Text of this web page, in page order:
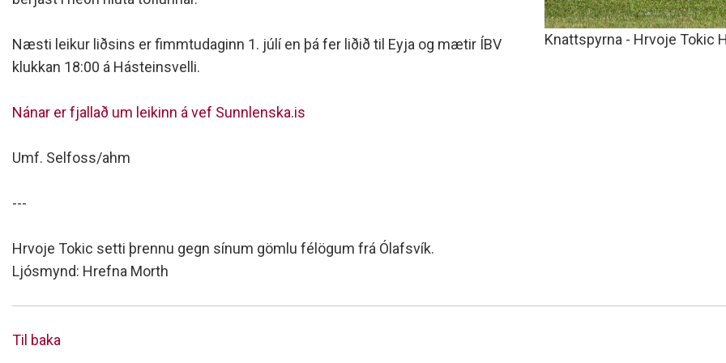
Knattspyrna - Hrvoje Tokic
Næsti leikur liðsins er fimmtudaginn 1. júlí en þá fer liðið til Eyja og mætir ÍBV
klukkan 18:00 á Hásteinsvelli.
Nánar er fjallað um leikinn á vef Sunnlenska.is
Umf. Selfoss/ahm
---
Hrvoje Tokic setti þrennu gegn sínum gömlu félögum frá Ólafsvík.
Ljósmynd: Hrefna Morth
Til baka